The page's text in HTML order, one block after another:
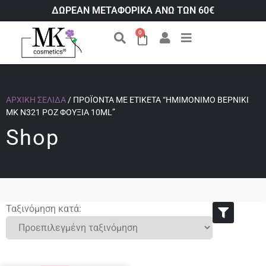
ΔΩΡΕΑΝ ΜΕΤΑΦΟΡΙΚΑ ΑΝΩ ΤΩΝ 60€
0
ΑΡΧΙΚΉ ΣΕΛΊΔΑ / ΠΡΟΪΌΝΤΑ ΜΕ ΕΤΙΚΈΤΑ “ΗΜΙΜΌΝΙΜΟ ΒΕΡΝΊΚΙ
ΜΚ Ν321 ΡΌΖ ΦΟΎΞΙΑ 10ML”
Shop
Ταξινόμηση κατά: